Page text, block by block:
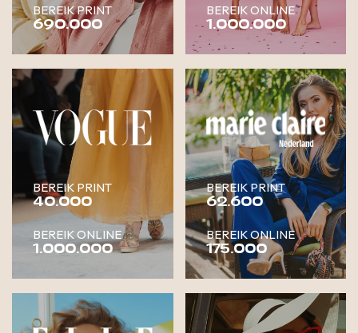
BEREIK PRINT
690.000
BEREIK ONLINE
1.000.000
BEREIK PRINT
40.000
BEREIK ONLINE
1.000.000
BEREIK PRINT
62.600
BEREIK ONLINE
175.000